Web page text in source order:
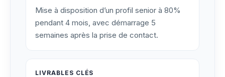
Mise à disposition d’un profil senior à 80%
pendant 4 mois, avec démarrage 5
semaines après la prise de contact.
LIVRABLES CLÉS